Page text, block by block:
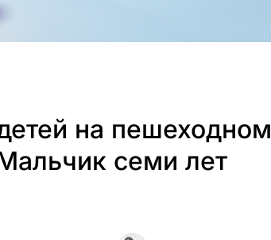
на пешеходном
семи лет